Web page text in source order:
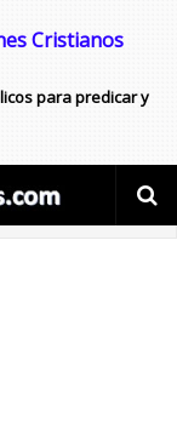
Cristianos
para predicar y